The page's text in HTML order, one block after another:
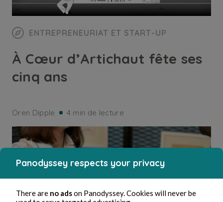
ENTREPRENEURIAT ET START-UP
À Cœur d’Artichaut fête ses
cinq ans
Oren Dipple 4 min de lecture
Panodyssey respects your privacy
There are no adson Panodyssey. Cookies will never be